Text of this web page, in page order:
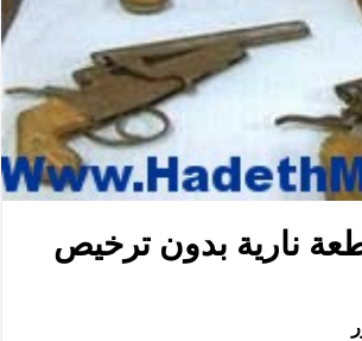
17 قطعة نارية بدون ترخيص